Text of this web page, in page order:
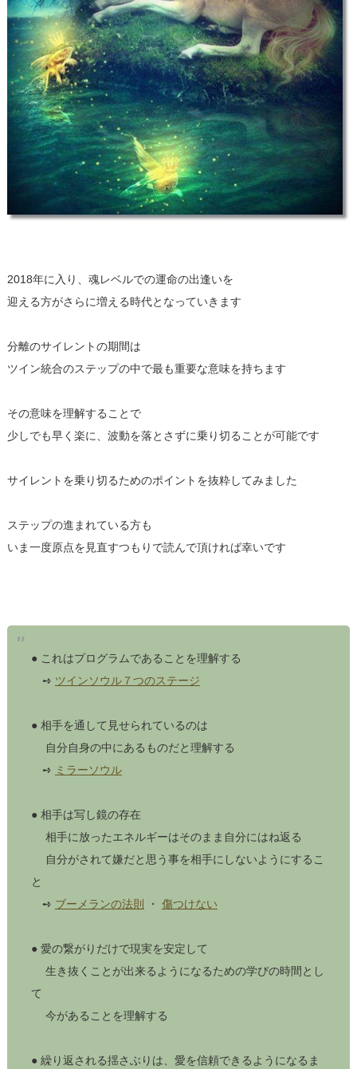
2018年に入り、魂レベルでの運命の出逢いを
迎える方がさらに増える時代となっていきます
分離のサイレントの期間は
ツイン統合のステップの中で最も重要な意味を持ちます
その意味を理解することで
少しでも早く楽に、波動を落とさずに乗り切ることが可能です
サイレントを乗り切るためのポイントを抜粋してみました
ステップの進まれている方も
いま一度原点を見直すつもりで読んで頂ければ幸いです
● これはプログラムであることを理解する
➺ ツインソウル７つのステージ
● 相手を通して見せられているのは
自分自身の中にあるものだと理解する
➺ ミラーソウル
● 相手は写し鏡の存在
相手に放ったエネルギーはそのまま自分にはね返る
自分がされて嫌だと思う事を相手にしないようにするこ
と
➺ ブーメランの法則 ・ 傷つけない
● 愛の繋がりだけで現実を安定して
生き抜くことが出来るようになるための学びの時間とし
て
今があることを理解する
● 繰り返される揺さぶりは、愛を信頼できるようになるま